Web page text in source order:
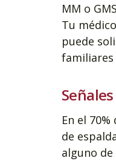
MM o
Tu
puede
familiares
En el
de
alguno